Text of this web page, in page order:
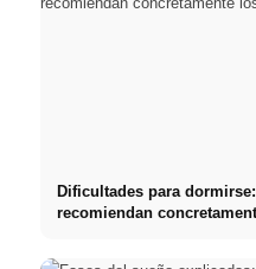
Dificultades para
recomiendan